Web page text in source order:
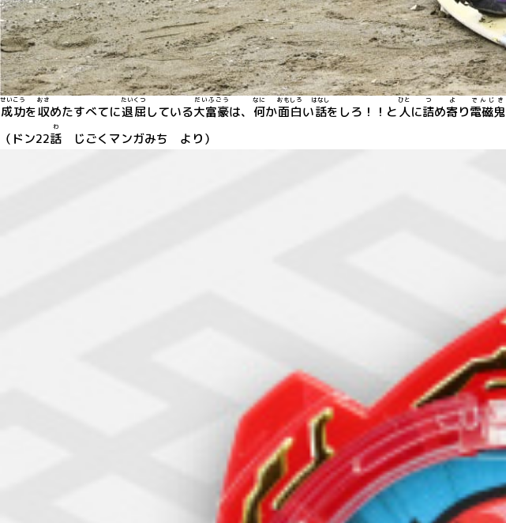
成功
せいこう
を収
おさ
めたすべてに退屈
たいくつ
している大富豪
だいふごう
は、 何
なに
か面白
おもしろ
い話
はなし
をしろ！！と人
ひと
に詰
つ
め寄
よ
り電磁鬼
でんじき
（ドン22話
わ
じごくマンガみち より）